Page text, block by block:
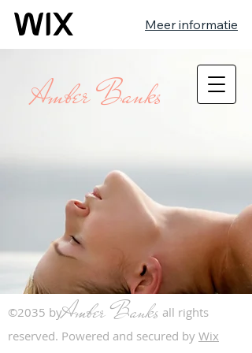
Meer informatie